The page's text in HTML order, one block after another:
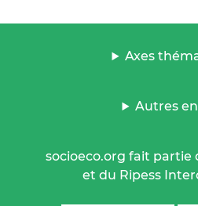
Axes
Autres
socioeco.org fait partie
et du Ripess